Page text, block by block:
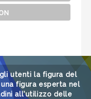
utenti la figura del
figura esperta nel
all'utilizzo delle